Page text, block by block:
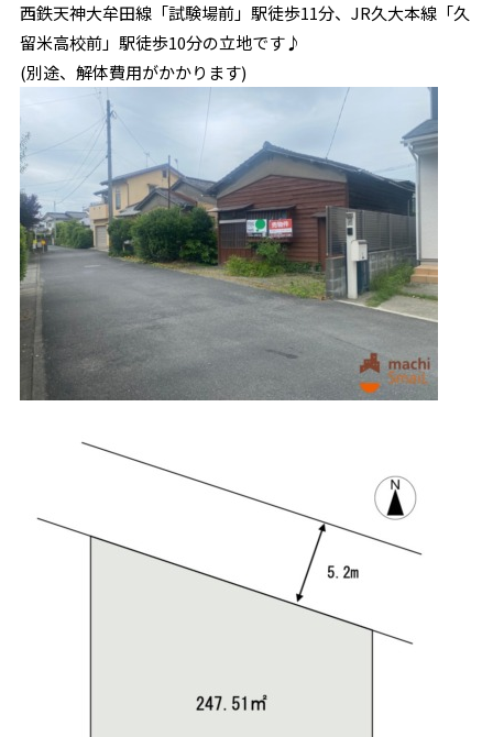
西鉄天神大牟田線「試験場前」駅徒歩11分、JR久大本線「久
留米高校前」駅徒歩10分の立地です♪
(別途、解体費用がかかります)